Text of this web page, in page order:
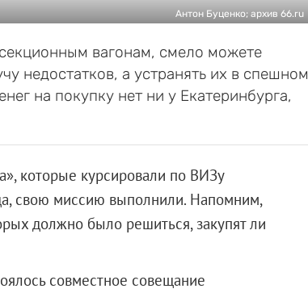
Антон Буценко; архив 66.ru
вагонам, смело можете
недостатков, а устранять их в спешном
на покупку нет ни у Екатеринбурга,
которые курсировали по ВИЗу
свою миссию выполнили. Напомним,
должно было решиться, закупят ли
совместное совещание